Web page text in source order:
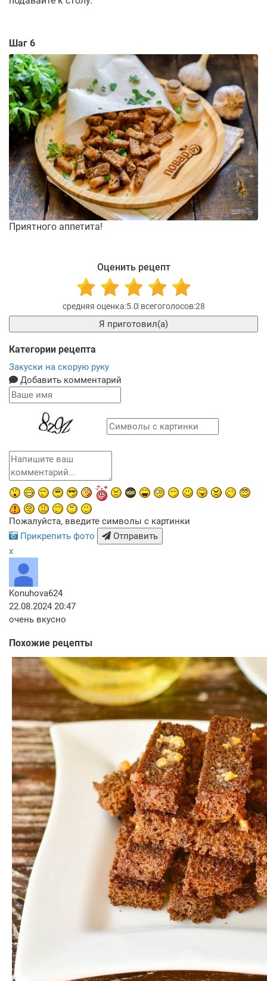
Шаг 6
Приятного аппетита!
Оценить рецепт
5.0 28
Я приготовил(а)
Категории рецепта
Закуски на скорую руку
Добавить комментарий
Пожалуйста, введите символы с картинки
Прикрепить фото
Отправить
x
Konuhova624
22.08.2024 20:47
очень вкусно
Похожие рецепты